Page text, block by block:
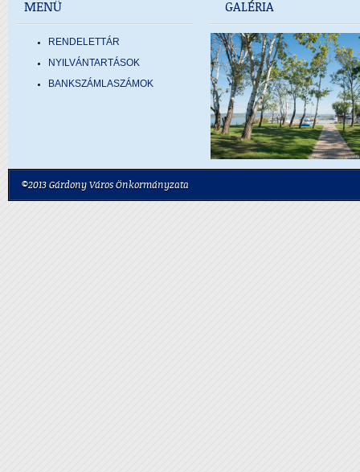
MENÜ
RENDELETTÁR
NYILVÁNTARTÁSOK
BANKSZÁMLASZÁMOK
GALÉRIA
©2013 Gárdony Város Önkormányzata